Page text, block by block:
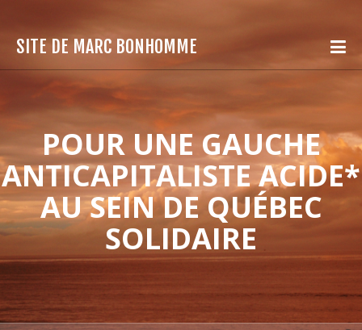
SITE DE MARC BONHOMME
POUR UNE GAUCHE
ANTICAPITALISTE ACIDE*
AU SEIN DE QUÉBEC
SOLIDAIRE